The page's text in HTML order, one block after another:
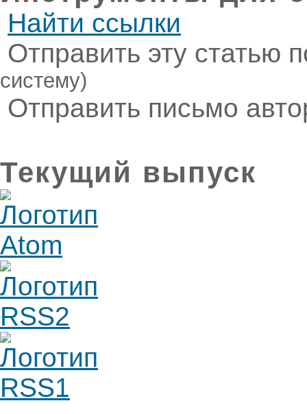
Найти ссылки
Отправить эту статью
систему)
Отправить письмо
Текущий выпуск